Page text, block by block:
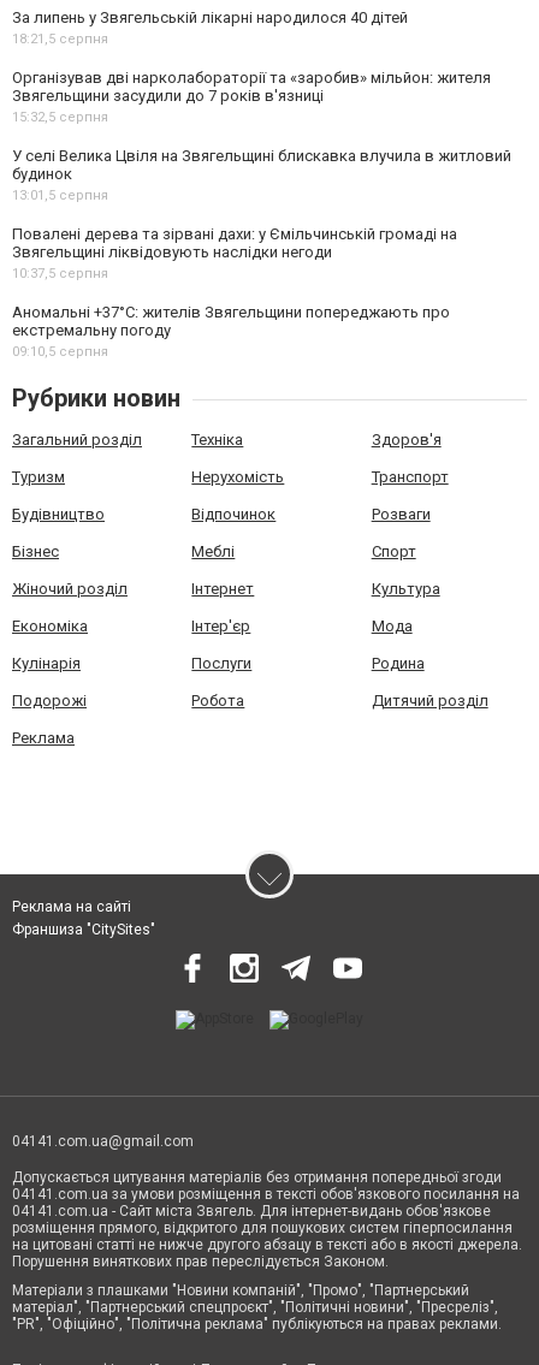
За липень у Звягельській лікарні народилося 40 дітей
18:21,5 серпня
Організував дві нарколабораторії та «заробив» мільйон: жителя
Звягельщини засудили до 7 років в'язниці
15:32,5 серпня
У селі Велика Цвіля на Звягельщині блискавка влучила в житловий
будинок
13:01,5 серпня
Повалені дерева та зірвані дахи: у Ємільчинській громаді на
Звягельщині ліквідовують наслідки негоди
10:37,5 серпня
Аномальні +37°C: жителів Звягельщини попереджають про
екстремальну погоду
09:10,5 серпня
Рубрики новин
Загальний розділ Техніка Здоров'я
Туризм Нерухомість Транспорт
Будівництво Відпочинок Розваги
Бізнес Меблі Спорт
Жіночий розділ Інтернет Культура
Економіка Інтер'єр Мода
Кулінарія Послуги Родина
Подорожі Робота Дитячий розділ
Реклама
Реклама на сайті
Франшиза "CitySites"
04141.com.ua@gmail.com
Допускається цитування матеріалів без отримання попередньої згоди
04141.com.ua за умови розміщення в тексті обов'язкового посилання на
04141.com.ua - Сайт міста Звягель. Для інтернет-видань обов'язкове
розміщення прямого, відкритого для пошукових систем гіперпосилання
на цитовані статті не нижче другого абзацу в тексті або в якості джерела.
Порушення виняткових прав переслідується Законом.
Матеріали з плашками "Новини компаній", "Промо", "Партнерський
матеріал", "Партнерський спецпроєкт", "Політичні новини", "Пресреліз",
"PR", "Офіційно", "Політична реклама" публікуються на правах реклами.